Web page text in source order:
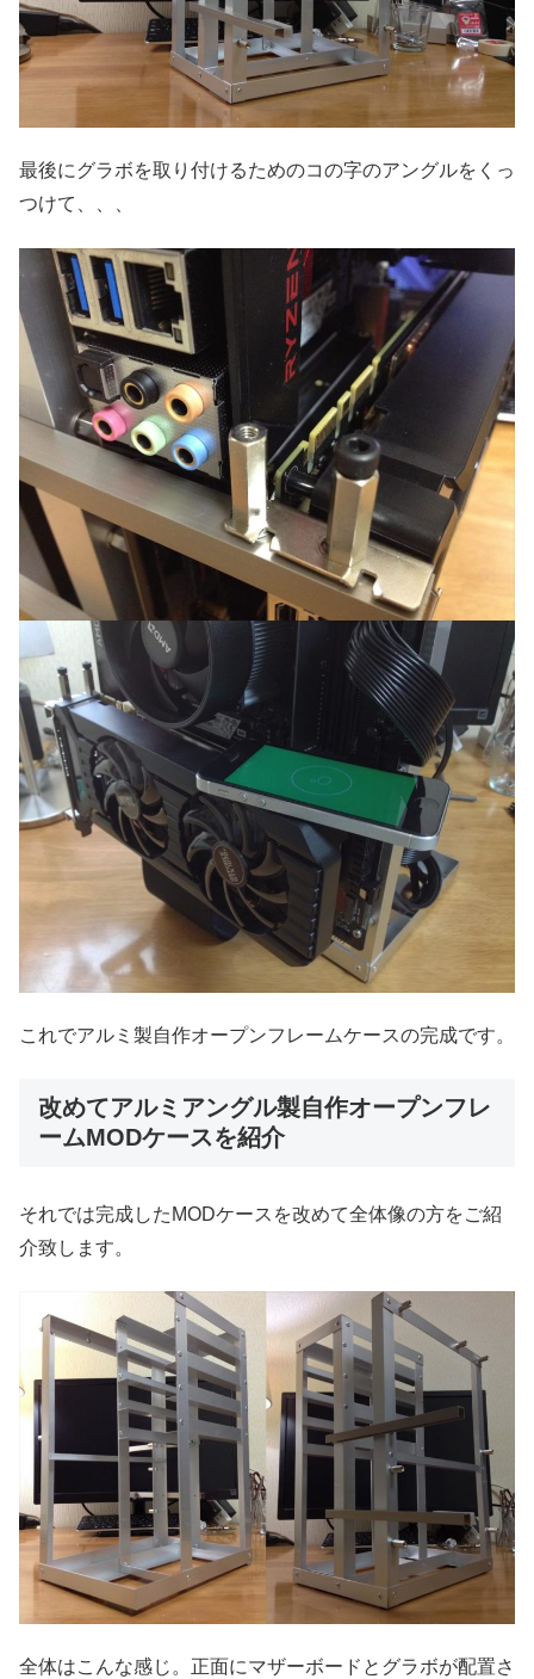
最後にグラボを取り付けるためのコの字のアングルをくっ
つけて、、、
これでアルミ製自作オープンフレームケースの完成です。
改めてアルミアングル製自作オープンフレ
ームMODケースを紹介
それでは完成したMODケースを改めて全体像の方をご紹
介致します。
全体はこんな感じ。正面にマザーボードとグラボが配置さ